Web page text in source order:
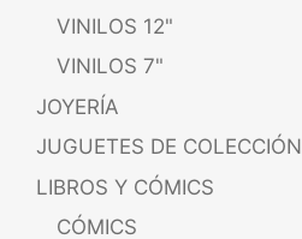
VINILOS 12"
VINILOS 7"
JOYERÍA
JUGUETES DE COLECCIÓN
LIBROS Y CÓMICS
CÓMICS